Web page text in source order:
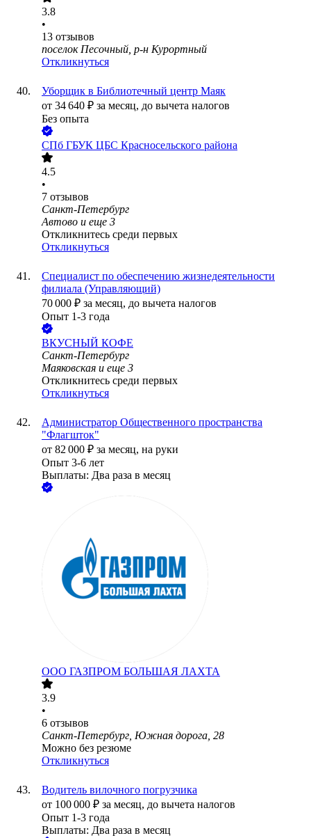
3.8
•
13 отзывов
поселок Песочный, р-н Курортный
Откликнуться
Уборщик в Библиотечный центр Маяк
от 34 640 ₽ за месяц, до вычета налогов
Без опыта
СПб ГБУК ЦБС Красносельского района
4.5
•
7 отзывов
Санкт-Петербург
Автово и еще 3
Откликнитесь среди первых
Откликнуться
Специалист по обеспечению жизнедеятельности
филиала (Управляющий)
70 000 ₽ за месяц, до вычета налогов
Опыт 1-3 года
ВКУСНЫЙ КОФЕ
Санкт-Петербург
Маяковская и еще 3
Откликнитесь среди первых
Откликнуться
Администратор Общественного пространства
"Флагшток"
от 82 000 ₽ за месяц, на руки
Опыт 3-6 лет
Выплаты: Два раза в месяц
ООО ГАЗПРОМ БОЛЬШАЯ ЛАХТА
3.9
•
6 отзывов
Санкт-Петербург, Южная дорога, 28
Можно без резюме
Откликнуться
Водитель вилочного погрузчика
от 100 000 ₽ за месяц, до вычета налогов
Опыт 1-3 года
Выплаты: Два раза в месяц